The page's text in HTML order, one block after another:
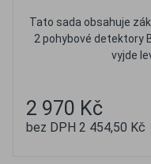
Tato sada obsahuje
2 pohybové detektory
vyjde
2 970 Kč
bez DPH 2 454,50 Kč